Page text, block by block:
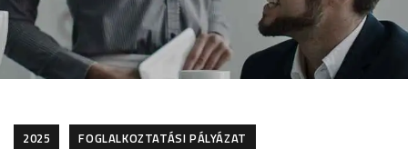
2025
FOGLALKOZTATÁSI PÁLYÁZAT